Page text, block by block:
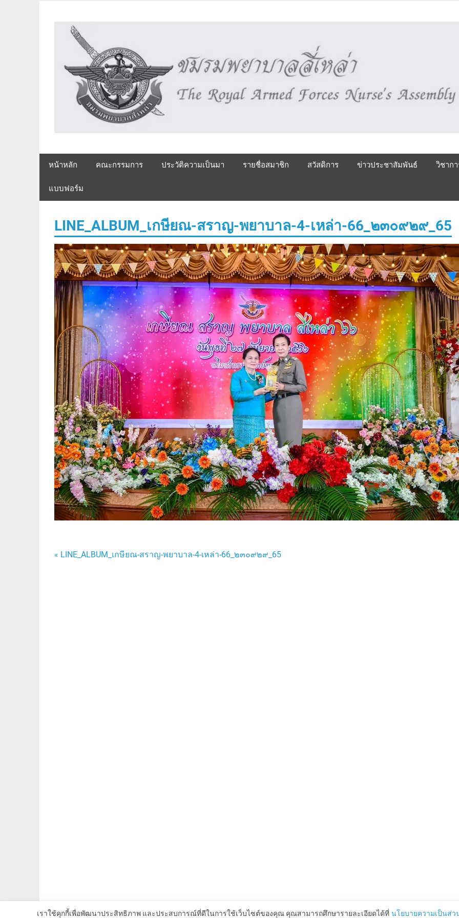
หน้าหลัก คณะกรรมการ ประวัติความเป็นมา รายชื่อสมาชิก สวัสดิการ ข่าวประชาสัมพันธ์ วิชาก
แบบฟอร์ม
LINE_ALBUM_เกษียณ-สราญ-พยาบาล-4-เหล่า-66_๒๓๐๙๒๙_65
แนะแนว
« LINE_ALBUM_เกษียณ-สราญ-พยาบาล-4-เหล่า-66_๒๓๐๙๒๙_65
เราใช้คุกกี้เพื่อพัฒนาประสิทธิภาพ และประสบการณ์ที่ดีในการใช้เว็บไซต์ของคุณ คุณสามารถศึกษารายละเอียดได้ที่ นโยบายความเป็นส่ว